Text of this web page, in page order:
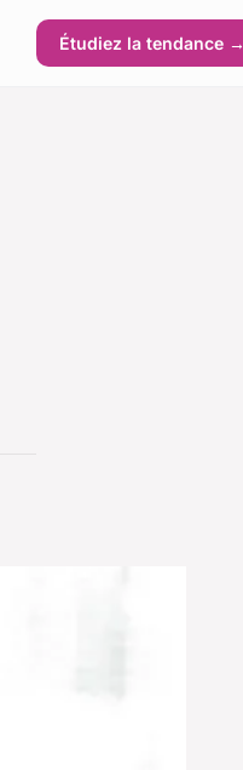
Étudiez la tendance →